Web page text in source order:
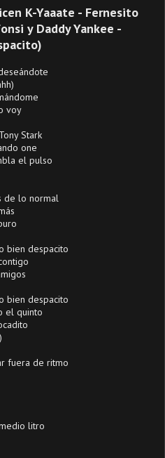
K-Yaaate - Fernesito
y Daddy Yankee -
voy
Stark
one
el pulso
de lo normal
bien despacito
bien despacito
el quinto
fuera de ritmo
litro